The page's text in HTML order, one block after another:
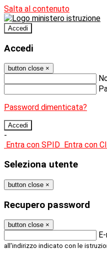
Salta al contenuto
Accedi
Accedi
button close ×
Password dimenticata?
-
Entra con SPID Entra con
Seleziona utente
button close ×
Recupero password
button close ×
all'indirizzo indicato con le